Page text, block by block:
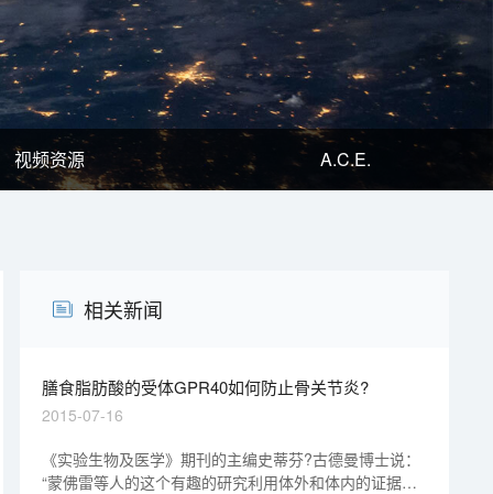
视频资源 A.C.E.
相关新闻
膳食脂肪酸的受体GPR40如何防止骨关节炎?
2015-07-16
《实验生物及医学》期刊的主编史蒂芬?古德曼博士说：
“蒙佛雷等人的这个有趣的研究利用体外和体内的证据表